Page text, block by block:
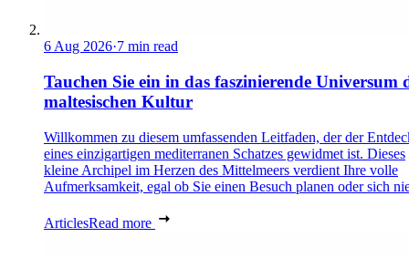
6 Aug 2026·7 min read
Tauchen Sie ein in das faszinierende Universum
maltesischen Kultur
Willkommen zu diesem umfassenden Leitfaden, der der
eines einzigartigen mediterranen Schatzes gewidmet ist. Dieses
kleine Archipel im Herzen des Mittelmeers verdient Ihre volle
Aufmerksamkeit, egal ob Sie einen Besuch planen oder sich
ArticlesRead more